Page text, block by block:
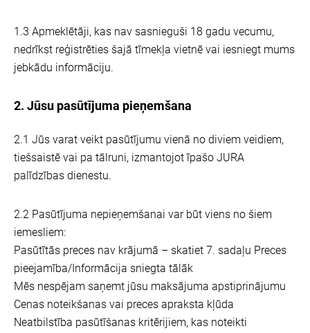
1.3 Apmeklētāji, kas nav sasnieguši 18 gadu vecumu,
nedrīkst reģistrēties šajā tīmekļa vietnē vai iesniegt mums
jebkādu informāciju.
2. Jūsu pasūtījuma pieņemšana
2.1 Jūs varat veikt pasūtījumu vienā no diviem veidiem,
tiešsaistē vai pa tālruni, izmantojot īpašo JURA
palīdzības dienestu.
2.2 Pasūtījuma nepieņemšanai var būt viens no šiem
iemesliem:
Pasūtītās preces nav krājumā – skatiet 7. sadaļu Preces
pieejamība/Informācija sniegta tālāk
Mēs nespējam saņemt jūsu maksājuma apstiprinājumu
Cenas noteikšanas vai preces apraksta kļūda
Neatbilstība pasūtīšanas kritērijiem, kas noteikti